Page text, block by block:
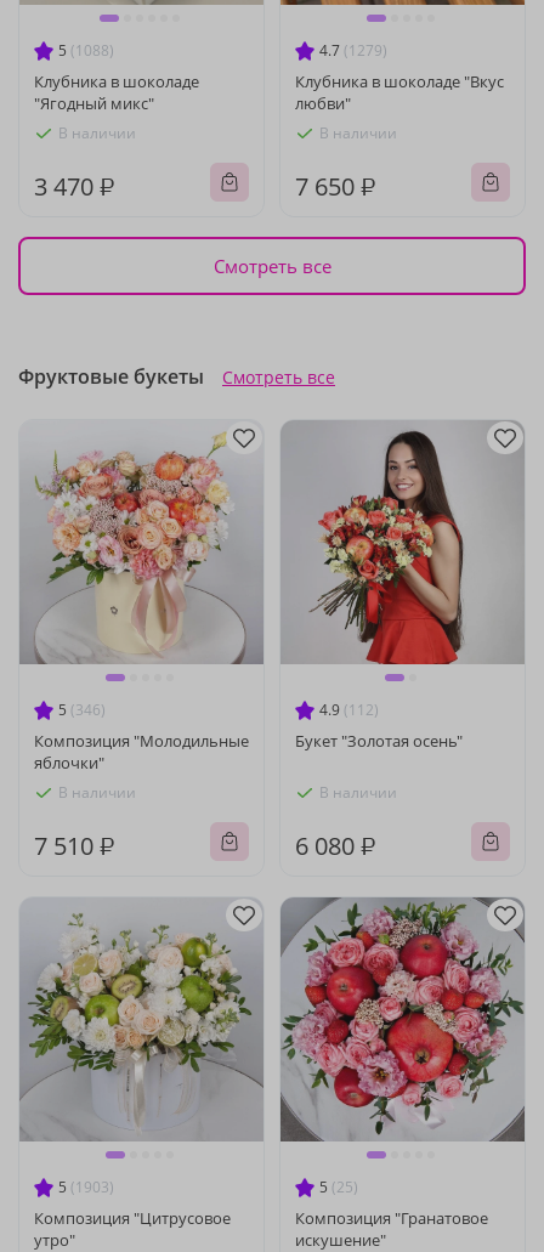
5 (1088)
Клубника в шоколаде
"Ягодный микс"
В наличии
3 470 ₽
4.7 (1279)
Клубника в шоколаде "Вкус
любви"
В наличии
7 650 ₽
Смотреть все
Фруктовые букеты Смотреть все
5 (346)
Композиция "Молодильные
яблочки"
В наличии
7 510 ₽
4.9 (112)
Букет "Золотая осень"
В наличии
6 080 ₽
5 (1903)
Композиция "Цитрусовое
утро"
5 (25)
Композиция "Гранатовое
искушение"